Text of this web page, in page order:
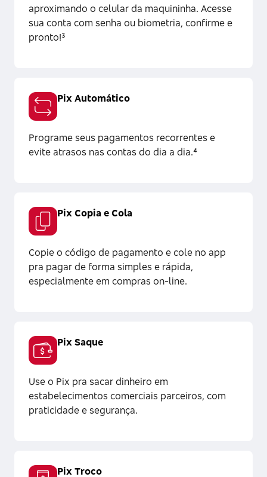
aproximando o celular da maquininha. Acesse
sua conta com senha ou biometria, confirme e
pronto!³
Pix Automático
Programe seus pagamentos recorrentes e
evite atrasos nas contas do dia a dia.⁴
Pix Copia e Cola
Copie o código de pagamento e cole no app
pra pagar de forma simples e rápida,
especialmente em compras on-line.
Pix Saque
Use o Pix pra sacar dinheiro em
estabelecimentos comerciais parceiros, com
praticidade e segurança.
Pix Troco